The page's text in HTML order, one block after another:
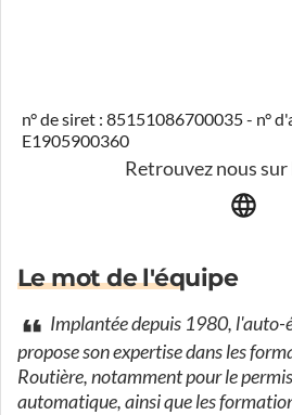
n° de siret : 85151086700035 - n°
E1905900360
Retrouvez nous sur
Le mot de l'équipe
Implantée depuis 1980, l'auto-
propose son expertise dans les
Routière, notamment pour le
automatique, ainsi que les